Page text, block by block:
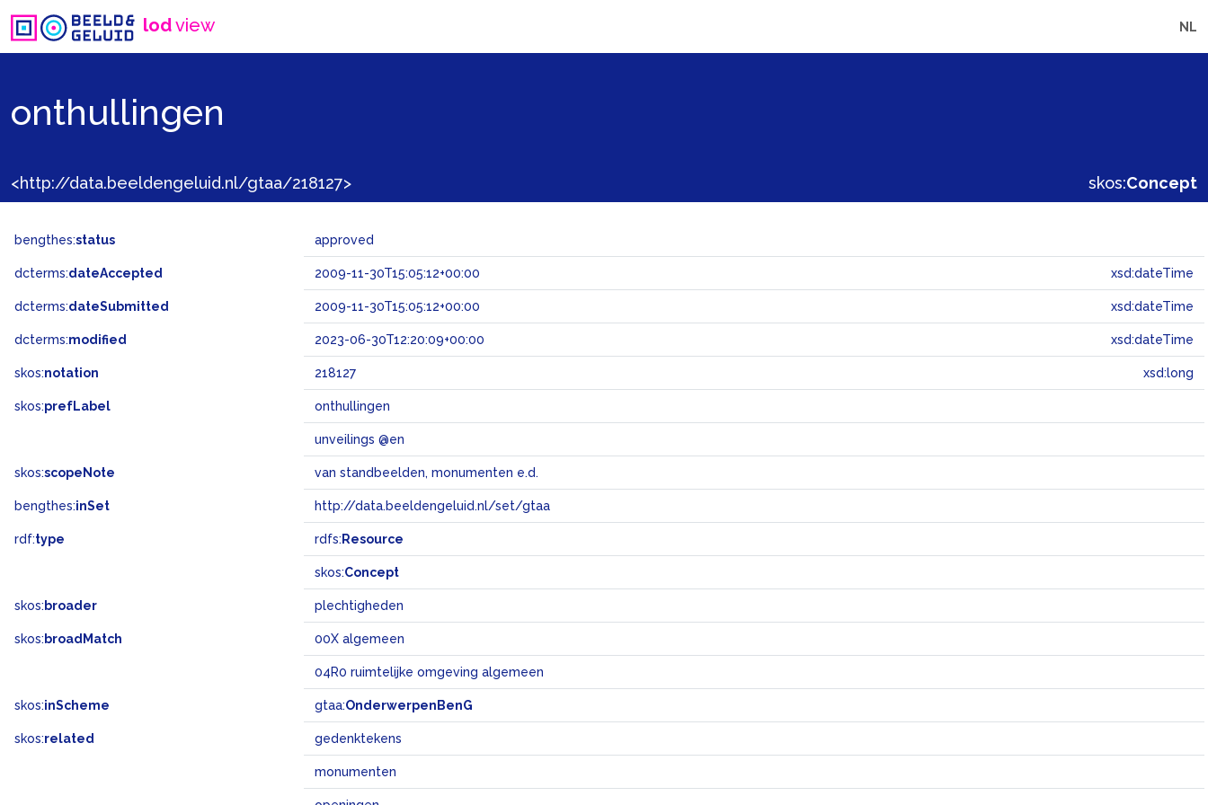
lodview NL
onthullingen
<http://data.beeldengeluid.nl/gtaa/218127> skos:Concept
bengthes:status approved
dcterms:dateAccepted 2009-11-30T15:05:12+00:00 xsd:dateTime
dcterms:dateSubmitted 2009-11-30T15:05:12+00:00 xsd:dateTime
dcterms:modified 2023-06-30T12:20:09+00:00 xsd:dateTime
skos:notation 218127 xsd:long
skos:prefLabel onthullingen
unveilings @en
skos:scopeNote van standbeelden, monumenten e.d.
bengthes:inSet http://data.beeldengeluid.nl/set/gtaa
rdf:type rdfs: Resource
skos:Concept
skos: broader plechtigheden
skos: broadMatch 00X algemeen
04R0 ruimtelijke omgeving algemeen
skos:inScheme gtaa:OnderwerpenBenG
skos:related gedenktekens
monumenten